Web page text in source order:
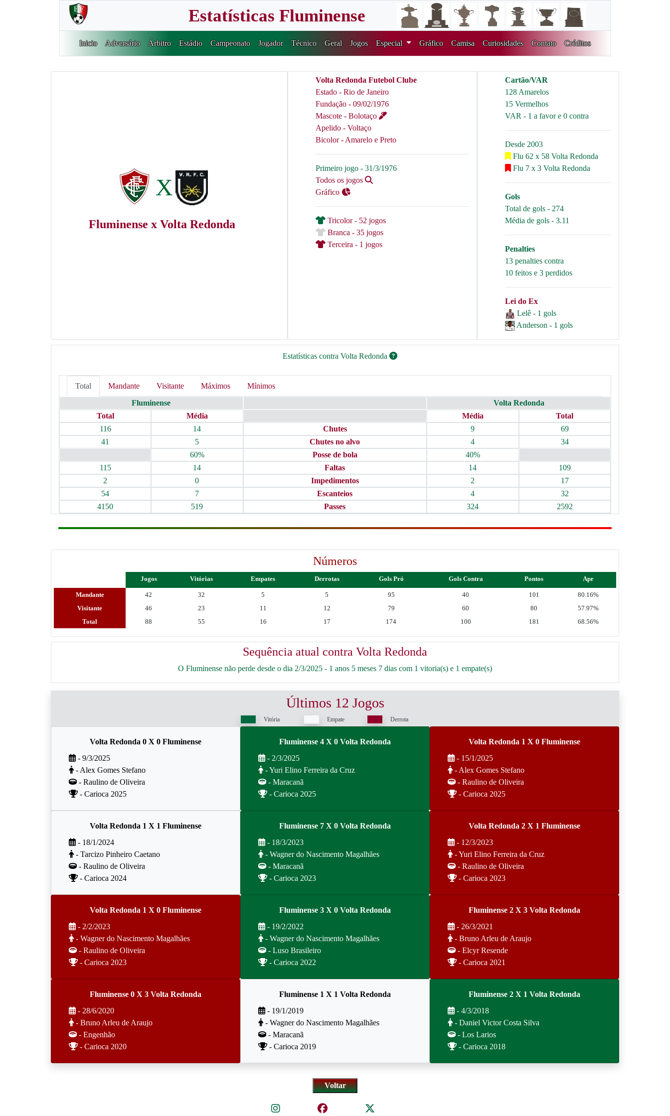
Estatísticas Fluminense
Inicio Adversário Árbitro Estádio Campeonato Jogador Técnico Geral Jogos Especial Gráfico Camisa Curiosidades Contato Créditos
X
Fluminense x Volta Redonda
Volta Redonda Futebol Clube
Estado - Rio de Janeiro
Fundação - 09/02/1976
Mascote - Bolotaço
Apelido - Voltaço
Bicolor - Amarelo e Preto
Primeiro jogo - 31/3/1976
Todos os jogos
Gráfico
Tricolor - 52 jogos
Branca - 35 jogos
Terceira - 1 jogos
Cartão/VAR
128 Amarelos
15 Vermelhos
VAR - 1 a favor e 0 contra
Desde 2003
Flu 62 x 58 Volta Redonda
Flu 7 x 3 Volta Redonda
Gols
Total de gols - 274
Média de gols - 3.11
Penalties
13 penalties contra
10 feitos e 3 perdidos
Lei do Ex
Lelê - 1 gols
Anderson - 1 gols
Estatísticas contra Volta Redonda
Total Mandante Visitante Máximos
Mínimos
Fluminense
Volta Redonda
Total
Média Média
Total
116
14 Chutes 9
69
41
5 Chutes no alvo 4
34
60%
Posse de bola
40%
115
14 Faltas 14
109
2
0 Impedimentos 2
17
54
7 Escanteios 4
32
4150
519 Passes 324 2592
Números
Jogos Vitórias Empates Derrotas Gols Pró Gols Contra Pontos Apr
Mandante 42 32 5 5 95 40 101
80.16%
Visitante
46 23 11 12 79 60 80
57.97%
Total
88 55 16 17 174 100 181 68.56%
Sequência atual contra Volta Redonda
O Fluminense não perde desde o dia 2/3/2025 - 1 anos 5 meses 7 dias com 1 vitoria(s) e 1 empate(s)
Últimos 12 Jogos
Vitória Empate Derrota
Volta Redonda 0 X 0 Fluminense
- 9/3/2025
- Alex Gomes Stefano
- Raulino de Oliveira
- Carioca 2025
Fluminense 4 X 0 Volta Redonda
- 2/3/2025
- Yuri Elino Ferreira da Cruz
- Maracanã
- Carioca 2025
Volta Redonda 1 X 0 Fluminense
- 15/1/2025
- Alex Gomes Stefano
- Raulino de Oliveira
- Carioca 2025
Volta Redonda 1 X 1 Fluminense
- 18/1/2024
- Tarcizo Pinheiro Caetano
- Raulino de Oliveira
- Carioca 2024
Fluminense 7 X 0 Volta Redonda
- 18/3/2023
- Wagner do Nascimento Magalhães
- Maracanã
- Carioca 2023
Volta Redonda 2 X 1 Fluminense
- 12/3/2023
- Yuri Elino Ferreira da Cruz
- Raulino de Oliveira
- Carioca 2023
Volta Redonda 1 X 0 Fluminense
- 2/2/2023
- Wagner do Nascimento Magalhães
- Raulino de Oliveira
- Carioca 2023
Fluminense 3 X 0 Volta Redonda
- 19/2/2022
- Wagner do Nascimento Magalhães
- Luso Brasileiro
- Carioca 2022
Fluminense 2 X 3 Volta Redonda
- 26/3/2021
- Bruno Arleu de Araujo
- Elcyr Resende
- Carioca 2021
Fluminense 0 X 3 Volta Redonda
- 28/6/2020
- Bruno Arleu de Araujo
- Engenhão
- Carioca 2020
Fluminense 1 X 1 Volta Redonda
- 19/1/2019
- Wagner do Nascimento Magalhães
- Maracanã
- Carioca 2019
Fluminense 2 X 1 Volta Redonda
- 4/3/2018
- Daniel Victor Costa Silva
- Los Larios
- Carioca 2018